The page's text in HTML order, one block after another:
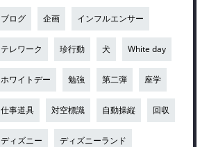
ブログ 企画 インフルエンサー
テレワーク 珍行動 犬 White day
ホワイトデー 勉強 第二弾 座学
仕事道具 対空標識 自動操縦 回収
ディズニー ディズニーランド